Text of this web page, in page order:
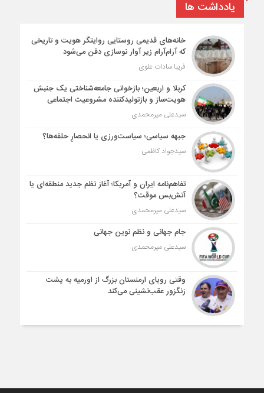
یادداشت ها
خانه‌های قدیمی روستایی روایتگر هویت و تاریخی
که آرام‌آرام زیر آوار نوسازی دفن می‌شود
فریبا سادات علوی
کربلا و اربعین؛ بازخوانی جامعه‌شناختی یک جنبش
هویت‌ساز و بازتولیدکننده مشروعیت اجتماعی
سیدعلی میرمحمدی
جبهه سیاسی؛ سیاست‌ورزی یا انحصارِ حلقه‌ها؟
سیدجواد کاظمی
تفاهم‌نامه ایران و آمریکا؛ آغاز نظم جدید منطقه‌ای یا
آتش‌بس موقت؟
سیدعلی میرمحمدی
جام جهانی و نظم نوین جهانی
سیدعلی میرمحمدی
وقتی رویای ارمنستان بزرگ از اورمیه به پشت
زنگزور عقب‌نشینی می‌کند